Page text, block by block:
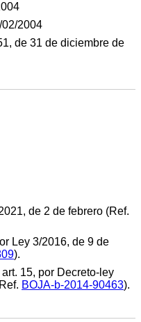
02/2004
de 31 de diciembre de
de 2 de febrero (Ref.
Ley 3/2016, de 9 de
).
15, por Decreto-ley
BOJA-b-2014-90463).